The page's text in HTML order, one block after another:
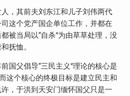
，其前夫刘东江和儿子刘伟两代
这个党产国企单位工作，并都在
被当局以“自杀”为由草草处理，没
抚恤。
国父倡导“三民主义”理论的核心是
这个核心的终极目标是建立民主和
，于洪到天安门缅怀国父只是一